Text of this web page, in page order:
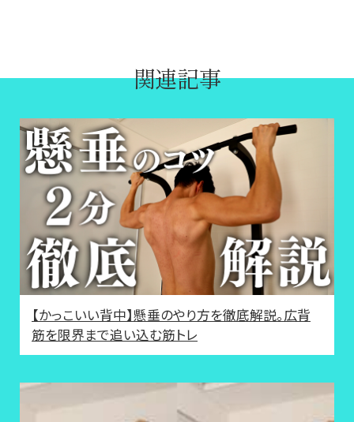
関連記事
【かっこいい背中】懸垂のやり方を徹底解説。広背
筋を限界まで追い込む筋トレ